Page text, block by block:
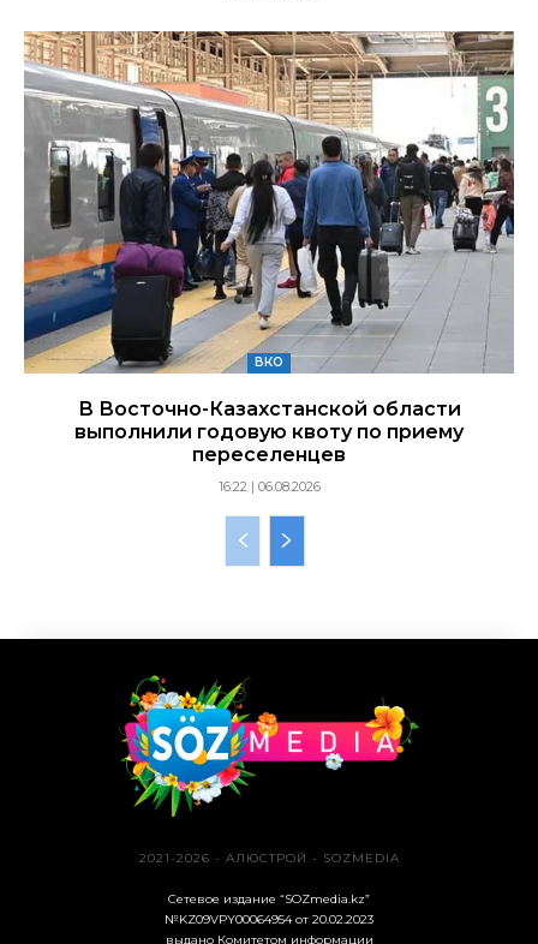
ВКО
В Восточно-Казахстанской области
выполнили годовую квоту по приему
переселенцев
16:22 | 06.08.2026
2021-2026 - АЛЮСТРОЙ - SOZMEDIA
Сетевое издание “SOZmedia.kz”
№KZ09VPY00064954 от 20.02.2023
выдано Комитетом информации